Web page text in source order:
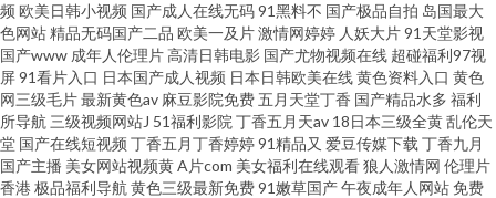
频 欧美日韩小视频 国产成人在线无码91黑料不 国产极品自拍 岛国最大
色网站精品无码国产二品 欧美一及片激情网婷婷 人妖大片91天堂影视
国产www 成年人伦理片高清日韩电影 国产尤物视频在线 超碰福利97视
屏91看片入口 日本国产成人视频 日本日韩欧美在线黄色资料入口 黄色
网三级毛片最新黄色av 麻豆影院免费 五月天堂丁香 国产精品水多 福利
所导航 三级视频网站J 51福利影院 丁香五月天av 18日本三级全黄乱伦天
堂 国产在线短视频 丁香五月丁香婷婷91精品又 爱豆传媒下载 丁香九月
国产主播 美女网站视频黄A片com 美女福利在线观看狼人激情网 伦理片
香港极品福利导航 黄色三级最新免费91嫩草国产午夜成年人网站免费